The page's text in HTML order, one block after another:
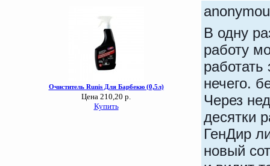
В одну
работу
нечего.
Через
десятки
ГенДир
новый